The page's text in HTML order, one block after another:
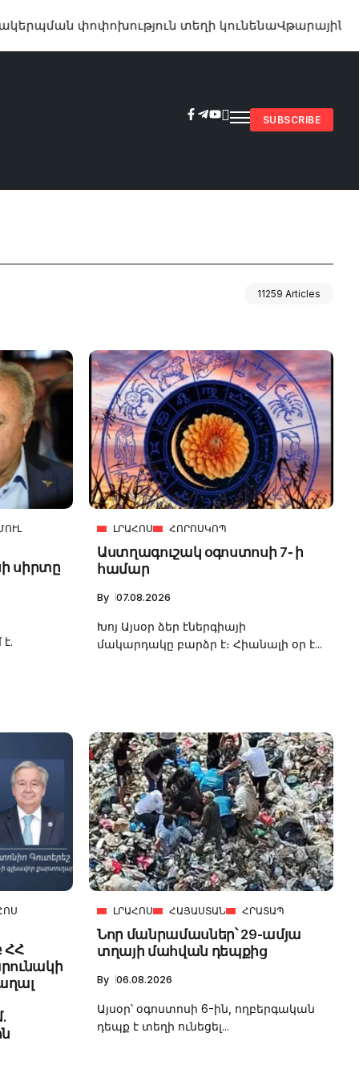
փոփոխություն տեղի կունենաՎթարային
SUBSCRIBE
11259 Articles
սիրտը
ԼՐԱՀՈՍ ՀՈՐՈՍԿՈՊ
Աստղագուշակ օգոստոսի 7֊ ի
համար
By 07.08.2026
Խոյ Այսօր ձեր էներգիայի
մակարդակը բարձր է։ Հիանալի օր է...
ՀՀ
ԼՐԱՀՈՍ ՀԱՅԱՍՏԱՆ ՀՐԱՏԱՊ
Նոր մանրամասներ՝ 29-ամյա
տղայի մահվան դեպքից
By 06.08.2026
Այսօր՝ օգոստոսի 6-ին, ողբերգական
դեպք է տեղի ունեցել...